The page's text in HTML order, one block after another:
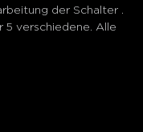
der Schalter .
verschiedene. Alle